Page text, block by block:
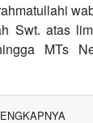
Swt. atas
MTs